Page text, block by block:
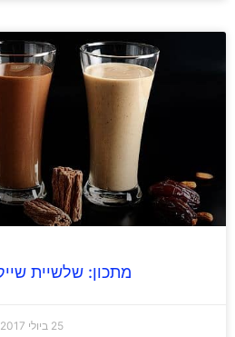
מתכון: שלשיית